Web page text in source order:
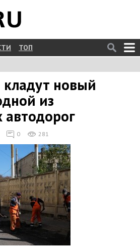
ТОП
кладут новый
из
0 281